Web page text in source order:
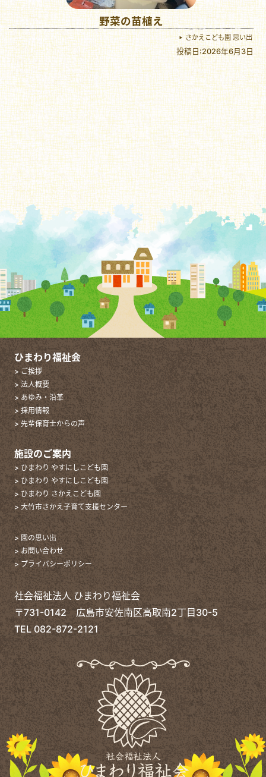
野菜の苗植え
さかえこども園 思い出
投稿日:2026年6月3日
ひまわり福祉会
> ご挨拶
> 法人概要
> あゆみ・沿革
> 採用情報
> 先輩保育士からの声
施設のご案内
> ひまわり やすにしこども園
> ひまわり やすにしこども園
> ひまわり さかえこども園
> 大竹市さかえ子育て支援センター
> 園の思い出
> お問い合わせ
> プライバシーポリシー
社会福祉法人 ひまわり福祉会
〒731-0142 広島市安佐南区高取南2丁目30-5
TEL 082-872-2121